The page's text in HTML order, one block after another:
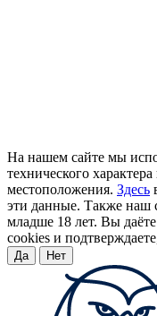
На нашем сайте мы
технического
местоположения. Здесь
эти данные. Также наш
младше 18 лет. Вы
cookies и
Да Нет